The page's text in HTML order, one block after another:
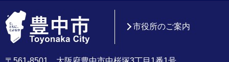
市役所のご案内